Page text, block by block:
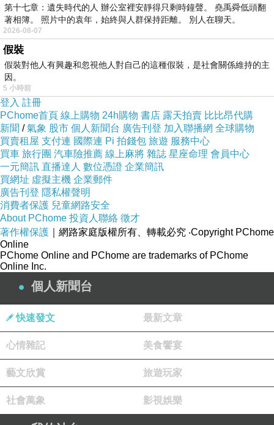
第十七章：遺失時代的人 辦公室裡安靜得只剩時鐘聲。 堯禹舜低頭翻
著相簿。 照片中的袁年，始終與人群保持距離。 別人在聊天。
2026-08-07
假裝
假裝對他人有興趣和忽視他人對自己的這種假裝，是社會關係維持的主
因。
5 小時前
登入 註冊
PChome首頁 線上購物 24h購物 書店 露天拍賣 比比昂代購
新聞 /氣象 股市 個人新聞台 廣告刊登 加入聯播網 全球購物
買賣租屋 支付連 國際連 Pi 拍錢包 旅遊 服務中心
買車 旅行團 汽車險推薦 線上麻將 雜誌 星座命理 會員中心
一元簡訊 直播達人 數位憑證 企業簡訊
買網址 虛擬主機 企業郵件
廣告刊登 隱私權聲明
消費者保護 兒童網路安全
About PChome 投資人聯絡 徵才
著作權保護 ｜網路家庭版權所有、轉載必究 ‧Copyright PChome
Online
PChome Online and PChome are trademarks of PChome
Online Inc.
個人新聞台
快速發文 最新文章
心情雜記 美食饗宴
藝文欣賞 旅遊玩家
社會萬象 影視娛樂